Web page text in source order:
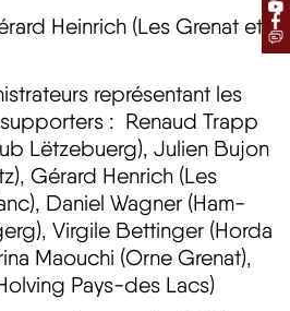
Heinrich (Les Grenat et
représentant les
: Renaud Trapp
Lëtzebuerg), Julien Bujon
Gérard Henrich (Les
Daniel Wagner (Ham-
Virgile Bettinger (Horda
Maouchi (Orne Grenat),
Pays-des Lacs)